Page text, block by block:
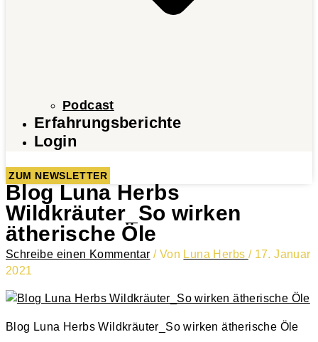
Podcast
Erfahrungsberichte
Login
ZUM NEWSLETTER
Blog Luna Herbs
Wildkräuter_So wirken
ätherische Öle
Schreibe einen Kommentar / Von Luna Herbs / 17. Januar
2021
Blog Luna Herbs Wildkräuter_So wirken ätherische Öle